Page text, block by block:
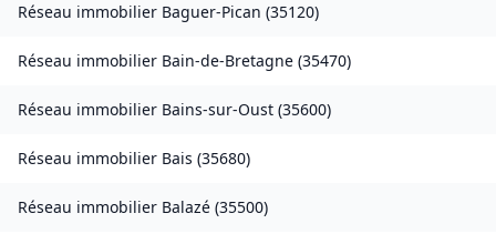
Réseau immobilier Baguer-Pican (35120)
Réseau immobilier Bain-de-Bretagne (35470)
Réseau immobilier Bains-sur-Oust (35600)
Réseau immobilier Bais (35680)
Réseau immobilier Balazé (35500)